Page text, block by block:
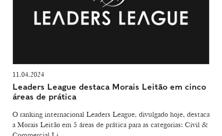
11.04.2024
Leaders League destaca Morais Leitão em cinco
áreas de prática
O ranking internacional Leaders League, divulgado hoje, destaca
a Morais Leitão em 5 áreas de prática para as categorias: Civil &